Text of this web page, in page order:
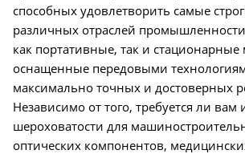
способных удовлетворить самые
различных отраслей
как портативные, так и стационарные
оснащенные передовыми
максимально точных и достоверных
Независимо от того, требуется ли вам
шероховатости для
оптических компонентов,